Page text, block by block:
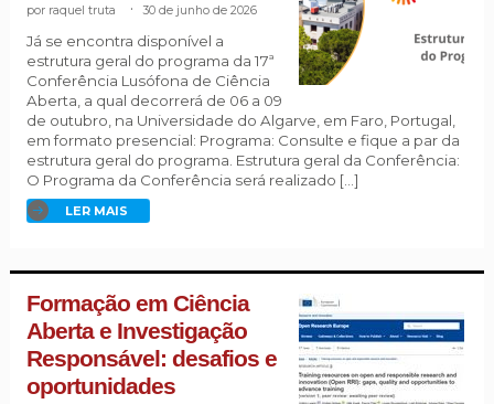
raquel truta 30 de junho de 2026
Já se encontra disponível a
estrutura geral do programa da 17ª
Conferência Lusófona de Ciência
Aberta, a qual decorrerá de 06 a 09
de outubro, na Universidade do Algarve, em Faro, Portugal,
em formato presencial: Programa: Consulte e fique a par da
estrutura geral do programa. Estrutura geral da Conferência:
O Programa da Conferência será realizado […]
LER MAIS
Formação em Ciência
Aberta e Investigação
Responsável: desafios e
oportunidades